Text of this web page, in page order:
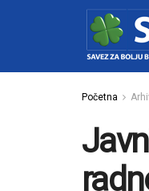
Početna